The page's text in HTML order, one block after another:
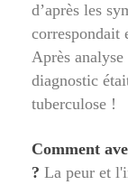
d’après les
correspondait
Après
diagnostic
tuberculose !
Comment
? La peur et